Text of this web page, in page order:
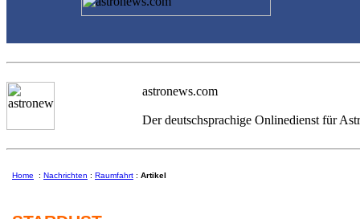
astronews.com
Der deutschsprachige Onlinedienst für
Home : Nachrichten : Raumfahrt : Artikel